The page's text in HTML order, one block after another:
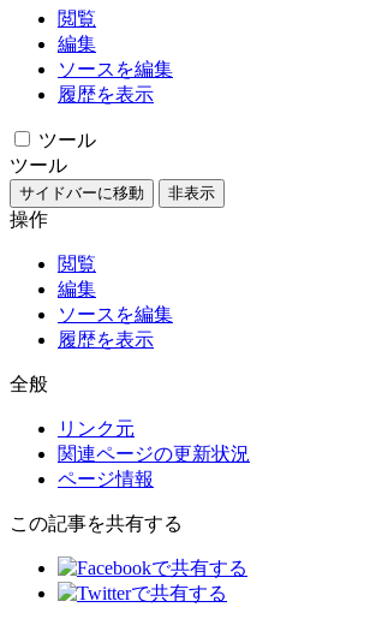
閲覧
編集
ソースを編集
履歴を表示
ツール
ツール
サイドバーに移動 非表示
操作
閲覧
編集
ソースを編集
履歴を表示
全般
リンク元
関連ページの更新状況
ページ情報
この記事を共有する